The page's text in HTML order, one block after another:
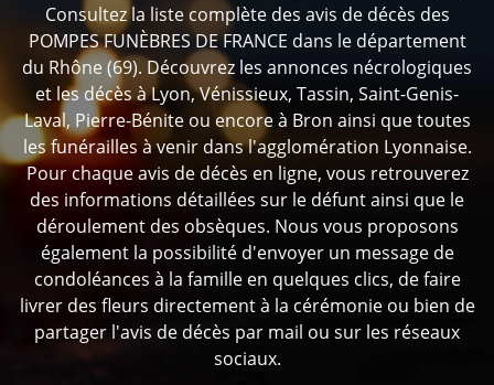
Consultez la liste complète des avis de décès des
POMPES FUNÈBRES DE FRANCE dans le département
du Rhône (69). Découvrez les annonces nécrologiques
et les décès à Lyon, Vénissieux, Tassin, Saint-Genis-
Laval, Pierre-Bénite ou encore à Bron ainsi que toutes
les funérailles à venir dans l'agglomération Lyonnaise.
Pour chaque avis de décès en ligne, vous retrouverez
des informations détaillées sur le défunt ainsi que le
déroulement des obsèques. Nous vous proposons
également la possibilité d'envoyer un message de
condoléances à la famille en quelques clics, de faire
livrer des fleurs directement à la cérémonie ou bien de
partager l'avis de décès par mail ou sur les réseaux
sociaux.